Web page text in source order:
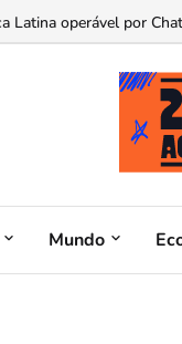
de presentes para
Mundo